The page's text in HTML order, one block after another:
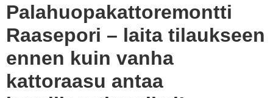
Palahuopakattoremontti
Raasepori – laita tilaukseen
ennen kuin vanha
kattoraasu antaa